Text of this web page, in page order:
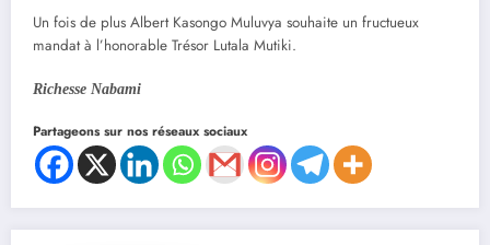
Un fois de plus Albert Kasongo Muluvya souhaite un fructueux
mandat à l’honorable Trésor Lutala Mutiki.
Richesse Nabami
Partageons sur nos réseaux sociaux